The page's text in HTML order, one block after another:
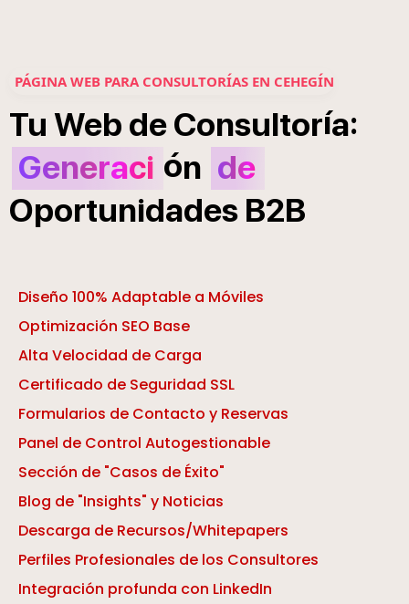
PÁGINA WEB PARA CONSULTORÍAS EN CEHEGÍN
Tu Web deConsultoría:
Generaci ón de
Oportunidades B2B
Diseño 100% Adaptable a Móviles
Optimización SEO Base
Alta Velocidad de Carga
Certificado de Seguridad SSL
Formularios de Contacto y Reservas
Panel de Control Autogestionable
Sección de "Casos de Éxito"
Blog de "Insights" y Noticias
Descarga de Recursos/Whitepapers
Perfiles Profesionales de los Consultores
Integración profunda con LinkedIn